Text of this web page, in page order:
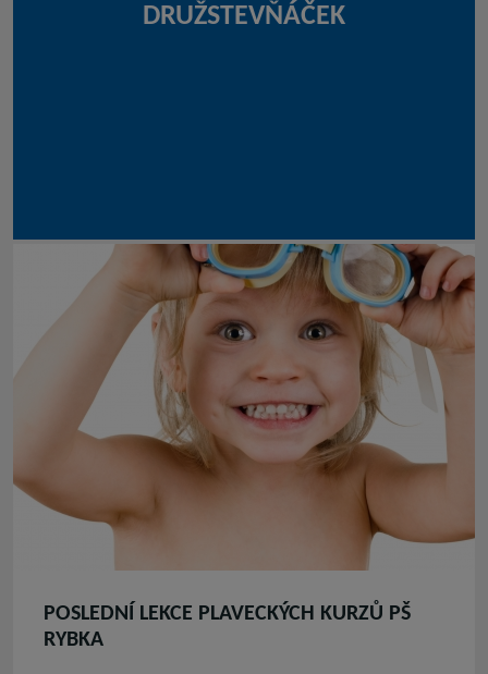
DRUŽSTEVŇÁČEK
POSLEDNÍ LEKCE PLAVECKÝCH KURZŮ PŠ
RYBKA